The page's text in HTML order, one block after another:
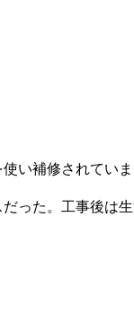
い補修されてい
った。工事後は